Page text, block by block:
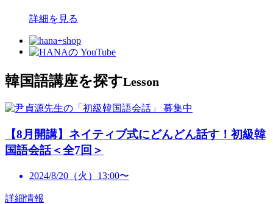
詳細を見る
韓国語講座を探すLesson
募集中
【8月開講】ネイティブ式にどんどん話す！初級韓
国語会話＜全7回＞
2024/8/20（火）13:00〜
詳細情報